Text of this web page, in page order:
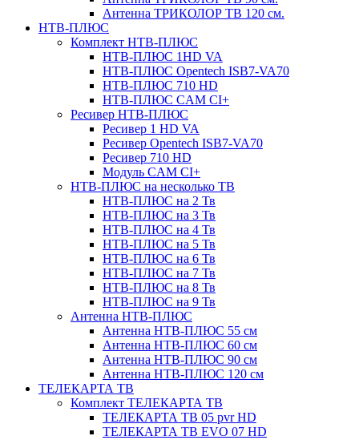
Антенна ТРИКОЛОР ТВ 120 см.
НТВ-ПЛЮС
Комплект НТВ-ПЛЮС
НТВ-ПЛЮС 1HD VA
НТВ-ПЛЮС Opentech ISB7-VA70
НТВ-ПЛЮС 710 HD
НТВ-ПЛЮС CAM CI+
Ресивер НТВ-ПЛЮС
Ресивер 1 HD VA
Ресивер Opentech ISB7-VA70
Ресивер 710 HD
Модуль CAM CI+
НТВ-ПЛЮС на несколько ТВ
НТВ-ПЛЮС на 2 Тв
НТВ-ПЛЮС на 3 Тв
НТВ-ПЛЮС на 4 Тв
НТВ-ПЛЮС на 5 Тв
НТВ-ПЛЮС на 6 Тв
НТВ-ПЛЮС на 7 Тв
НТВ-ПЛЮС на 8 Тв
НТВ-ПЛЮС на 9 Тв
Антенна НТВ-ПЛЮС
Антенна НТВ-ПЛЮС 55 см
Антенна НТВ-ПЛЮС 60 см
Антенна НТВ-ПЛЮС 90 см
Антенна НТВ-ПЛЮС 120 см
ТЕЛЕКАРТА ТВ
Комплект ТЕЛЕКАРТА ТВ
ТЕЛЕКАРТА ТВ 05 pvr HD
ТЕЛЕКАРТА ТВ EVO 07 HD